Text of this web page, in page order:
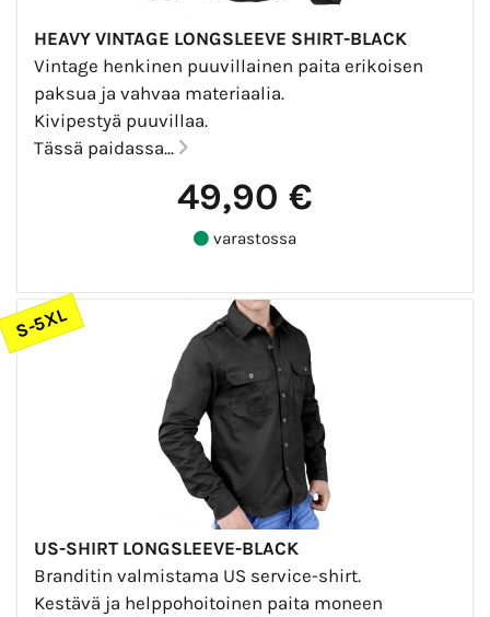
HEAVY VINTAGE LONGSLEEVE SHIRT-BLACK
Vintage henkinen puuvillainen paita erikoisen
paksua ja vahvaa materiaalia.
Kivipestyä puuvillaa.
Tässä paidassa...
49,90 €
varastossa
S-5XL
US-SHIRT LONGSLEEVE-BLACK
Branditin valmistama US service-shirt.
Kestävä ja helppohoitoinen paita moneen